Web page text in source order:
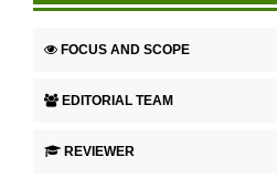
FOCUS AND SCOPE
EDITORIAL TEAM
REVIEWER